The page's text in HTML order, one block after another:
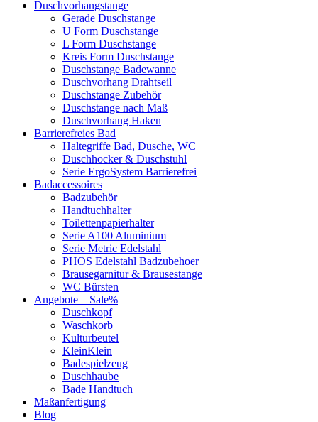
Duschvorhangstange
Gerade Duschstange
U Form Duschstange
L Form Duschstange
Kreis Form Duschstange
Duschstange Badewanne
Duschvorhang Drahtseil
Duschstange Zubehör
Duschstange nach Maß
Duschvorhang Haken
Barrierefreies Bad
Haltegriffe Bad, Dusche, WC
Duschhocker & Duschstuhl
Serie ErgoSystem Barrierefrei
Badaccessoires
Badzubehör
Handtuchhalter
Toilettenpapierhalter
Serie A100 Aluminium
Serie Metric Edelstahl
PHOS Edelstahl Badzubehoer
Brausegarnitur & Brausestange
WC Bürsten
Angebote – Sale%
Duschkopf
Waschkorb
Kulturbeutel
KleinKlein
Badespielzeug
Duschhaube
Bade Handtuch
Maßanfertigung
Blog